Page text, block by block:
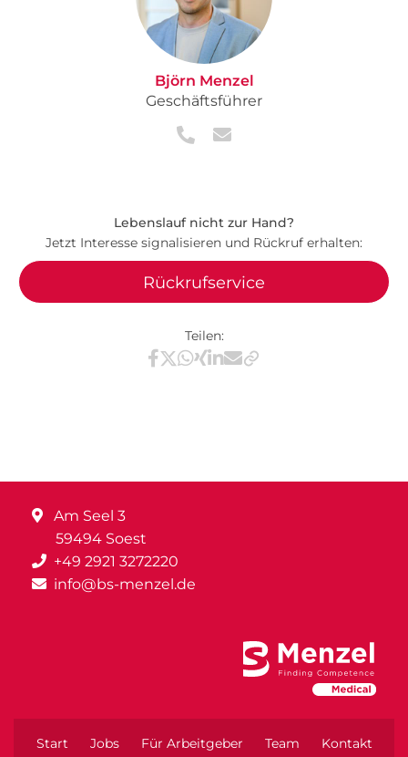
Björn Menzel
Geschäftsführer
Lebenslauf nicht zur Hand?
Jetzt Interesse signalisieren und Rückruf erhalten:
Rückrufservice
Teilen:
Teilen via Facebook
Teilen via X / Twitter
Teilen via WhatsApp
Teilen via Xing
Teilen via LinkedIn
Teilen via E-Mail
Am Seel 3
59494 Soest
+49 2921 3272220
info@bs-menzel.de
Start Jobs Für Arbeitgeber Team
Kontakt